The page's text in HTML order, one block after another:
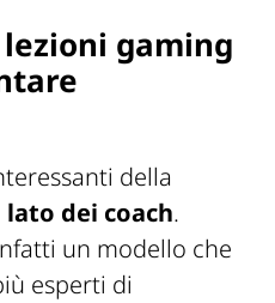
gaming
della
lato dei coach.
un modello che
esperti di